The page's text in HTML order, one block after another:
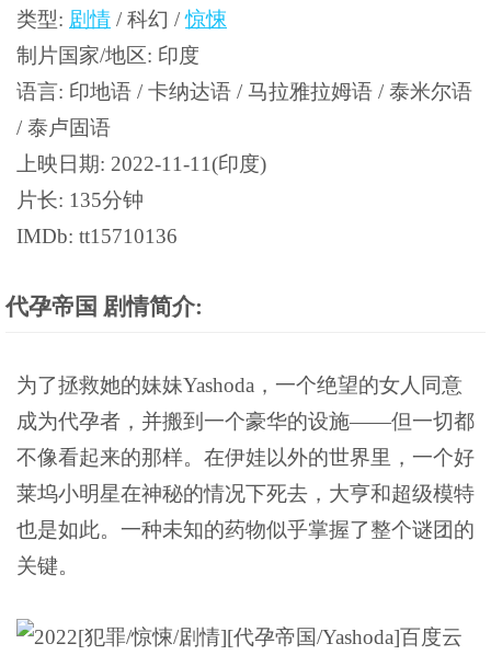
类型: 剧情 / 科幻 /惊悚
制片国家/地区: 印度
语言: 印地语 / 卡纳达语 / 马拉雅拉姆语 / 泰米尔语
/ 泰卢固语
上映日期: 2022-11-11(印度)
片长: 135分钟
IMDb: tt15710136
代孕帝国 剧情简介:
为了拯救她的妹妹Yashoda，一个绝望的女人同意
成为代孕者，并搬到一个豪华的设施——但一切都
不像看起来的那样。在伊娃以外的世界里，一个好
莱坞小明星在神秘的情况下死去，大亨和超级模特
也是如此。一种未知的药物似乎掌握了整个谜团的
关键。